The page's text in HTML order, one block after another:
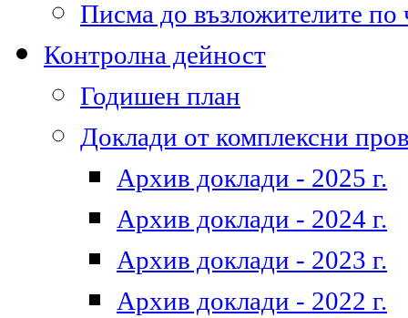
Писма до възложителите по
Контролна дейност
Годишен план
Доклади от комплексни
Архив доклади - 2025 г.
Архив доклади - 2024 г.
Архив доклади - 2023 г.
Архив доклади - 2022 г.